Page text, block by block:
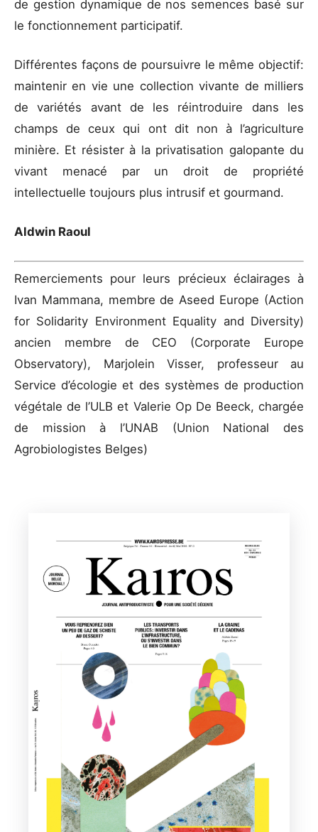
de gestion dynamique de nos semences basé sur
le fonctionnement participatif.
Différentes façons de poursuivre le même objectif:
maintenir en vie une collection vivante de milliers
de variétés avant de les réintroduire dans les
champs de ceux qui ont dit non à l’agriculture
minière. Et résister à la privatisation galopante du
vivant menacé par un droit de propriété
intellectuelle toujours plus intrusif et gourmand.
Aldwin Raoul
Remerciements pour leurs précieux éclairages à
Ivan Mammana, membre de Aseed Europe (Action
for Solidarity Environment Equality and Diversity)
ancien membre de CEO (Corporate Europe
Observatory), Marjolein Visser, professeur au
Service d’écologie et des systèmes de production
végétale de l’ULB et Valerie Op De Beeck, chargée
de mission à l’UNAB (Union National des
Agrobiologistes Belges)